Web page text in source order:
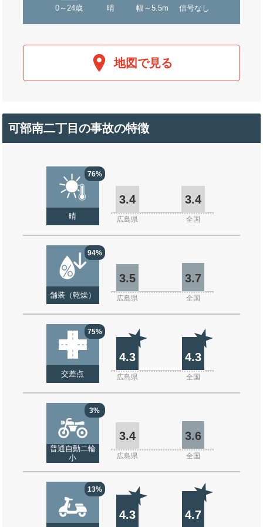
0～24歳 晴 幅～5.5m 信号なし
地図で見る
可部南二丁目の事故の特徴
76%
晴
3.4 3.4
広島県 全国
94%
舗装（乾燥）
3.5 3.7
広島県 全国
75%
交差点
4.3 4.3
広島県 全国
3%
普通自動二輪
小
3.4 3.6
広島県 全国
13%
4.3 4.7